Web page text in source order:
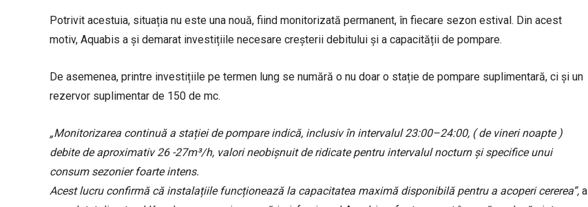
Potrivit acestuia, situația nu este una nouă, fiind monitorizată permanent, în fiecare sezon estival. Din acest
motiv, Aquabis a și demarat investițiile necesare creșterii debitului și a capacității de pompare.
De asemenea, printre investițiile pe termen lung se numără o nu doar o stație de pompare suplimentară, ci și un
rezervor suplimentar de 150 de mc.
„Monitorizarea continuă a stației de pompare indică, inclusiv în intervalul 23:00–24:00, ( de vineri noapte )
debite de aproximativ 26 -27m³/h, valori neobișnuit de ridicate pentru intervalul nocturn și specifice unui
consum sezonier foarte intens.
Acest lucru confirmă că instalațiile funcționează la capacitatea maximă disponibilă pentru a acoperi cererea”, a